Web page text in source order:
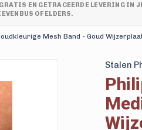
GRATIS EN GETRACEERDE LEVERING IN
OF ELDERS.
Mesh Band - Goud
Stalen